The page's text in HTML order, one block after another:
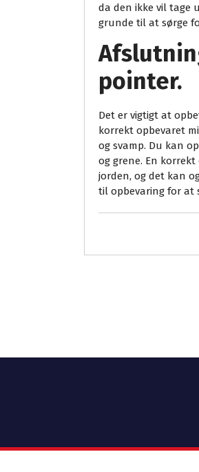
da den ikke vil tage
grunde til at sørge
pointer.
Det er vigtigt at
korrekt opbevaret
og svamp. Du kan
og grene. En
jorden, og det kan
til opbevaring for at